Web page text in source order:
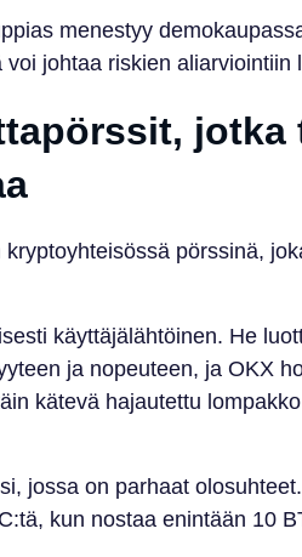
menestyy
johtaa riskien aliarviointiin
jotka
kryptoyhteisössä pörssinä,
käyttäjälähtöinen. He
ja nopeuteen, ja OKX
kätevä hajautettu
jossa on parhaat
kun nostaa enintään 10